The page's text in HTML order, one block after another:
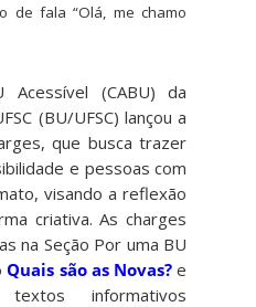
de fala “Olá, me chamo
(CABU) da
(BU/UFSC) lançou a
que busca trazer
e pessoas com
visando a reflexão
criativa. As charges
na Seção Por uma BU
Quais são as Novas? e
informativos